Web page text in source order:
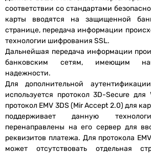
соответствии со стандартами
карты вводятся на защищенной
странице, передача информации
технологии шифрования SSL.
Дальнейшая передача информации
банковским сетям, имеющим
надежности.
Для дополнительной
используется протокол 3D-Secure
протокол EMV 3DS (Mir Accept 2.0) для
поддерживает данную
перенаправлены на его сервер для
реквизитов платежа. Для протокола
может отсутствовать отдельная